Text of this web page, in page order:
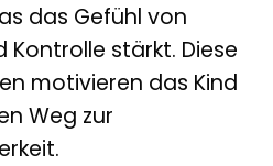
das Gefühl von
stärkt. Diese
motivieren das Kind
Weg zur